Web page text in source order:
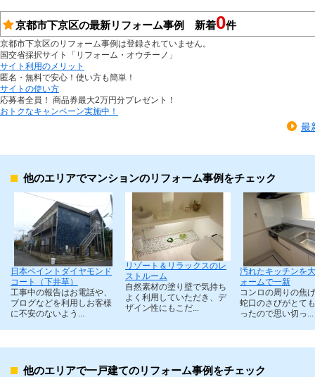
京都市下京区の最新リフォーム事例 新着0件
京都市下京区のリフォーム事例は登録されていません。
国交省採択サイト「リフォーム・オウチーノ」
サイト利用のメリット
匿名・無料で安心！使い方も簡単！
サイトの使い方
応募者全員！ 商品券最大2万円分プレゼント！
おトクなキャンペーン実施中！
最
他のエリアでマンションのリフォーム事例をチェック
日本ペイントダイヤモンド
コート（下井草）
工事中の報告はお電話や、
ブログなどを利用しお客様
に不安のないよう...
リゾート＆リラックスのレ
ストルーム
自然素材の塗り壁で気持ち
よく利用していただき、デ
ザイン性にもこだ...
汚れたキッチンを
ォームで一新
コンロの周りの焦
蛇口のさびがとて
ったので思い切っ...
他のエリアで一戸建てのリフォーム事例をチェック